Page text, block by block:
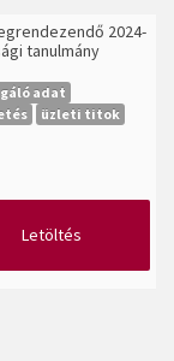
2024-
tanulmány
adat
üzleti titok
Letöltés